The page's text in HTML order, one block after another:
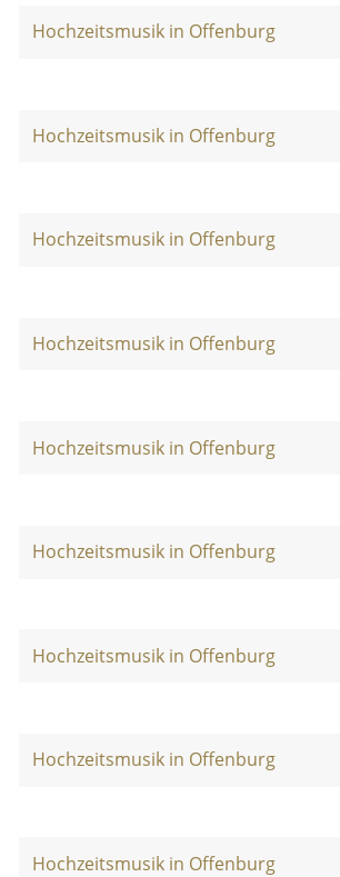
Hochzeitsmusik in Offenburg
Hochzeitsmusik in Offenburg
Hochzeitsmusik in Offenburg
Hochzeitsmusik in Offenburg
Hochzeitsmusik in Offenburg
Hochzeitsmusik in Offenburg
Hochzeitsmusik in Offenburg
Hochzeitsmusik in Offenburg
Hochzeitsmusik in Offenburg